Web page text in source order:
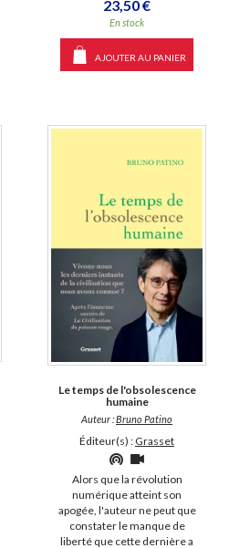
23,50 €
En stock
AJOUTER AU PANIER
Le temps de l'obsolescence
humaine
Auteur :Bruno Patino
Éditeur(s) : Grasset
Alors que la révolution
numérique atteint son
apogée, l'auteur ne peut que
constater le manque de
liberté que cette dernière a